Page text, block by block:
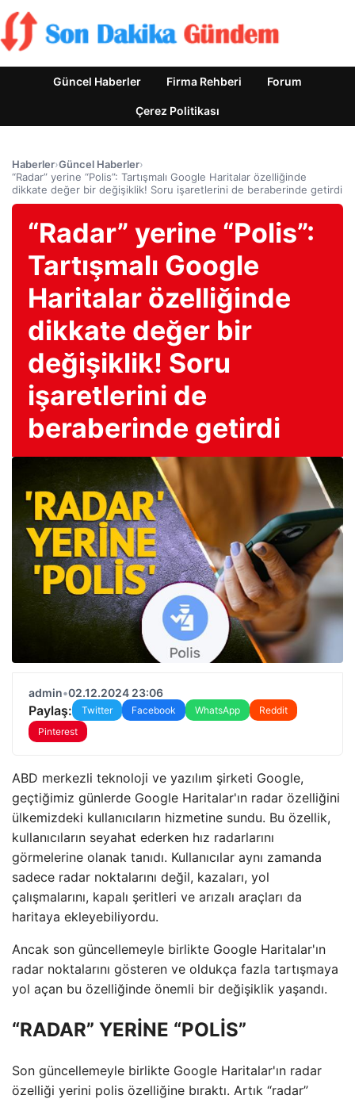
Güncel Haberler Firma Rehberi Forum
Çerez Politikası
Haberler›Güncel Haberler›
“Radar” yerine “Polis”: Tartışmalı Google Haritalar özelliğinde
dikkate değer bir değişiklik! Soru işaretlerini de beraberinde getirdi
“Radar” yerine “Polis”:
Tartışmalı Google
Haritalar özelliğinde
dikkate değer bir
değişiklik! Soru
işaretlerini de
beraberinde getirdi
admin•02.12.2024 23:06
Paylaş: Twitter Facebook WhatsApp
Reddit
Pinterest
ABD merkezli teknoloji ve yazılım şirketi Google,
geçtiğimiz günlerde Google Haritalar'ın radar özelliğini
ülkemizdeki kullanıcıların hizmetine sundu. Bu özellik,
kullanıcıların seyahat ederken hız radarlarını
görmelerine olanak tanıdı. Kullanıcılar aynı zamanda
sadece radar noktalarını değil, kazaları, yol
çalışmalarını, kapalı şeritleri ve arızalı araçları da
haritaya ekleyebiliyordu.
Ancak son güncellemeyle birlikte Google Haritalar'ın
radar noktalarını gösteren ve oldukça fazla tartışmaya
yol açan bu özelliğinde önemli bir değişiklik yaşandı.
“RADAR” YERİNE “POLİS”
Son güncellemeyle birlikte Google Haritalar'ın radar
özelliği yerini polis özelliğine bıraktı. Artık “radar”